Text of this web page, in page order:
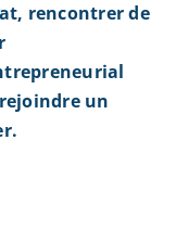
rencontrer de
un